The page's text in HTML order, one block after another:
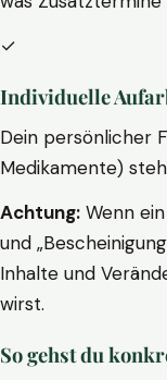
✓
Individuelle
Dein persönlicher
Medikamente)
Achtung: Wenn
und
Inhalte und
wirst.
So gehst du